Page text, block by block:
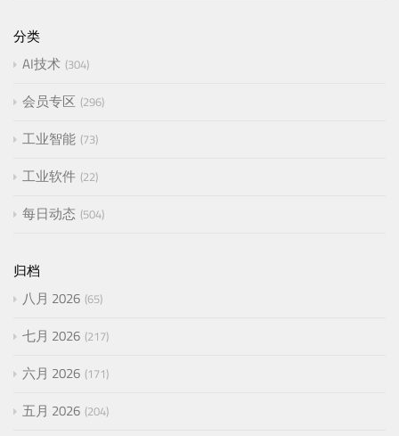
分类
AI技术 304
会员专区 296
工业智能 73
工业软件 22
每日动态 504
归档
八月 2026 65
七月 2026 217
六月 2026 171
五月 2026 204